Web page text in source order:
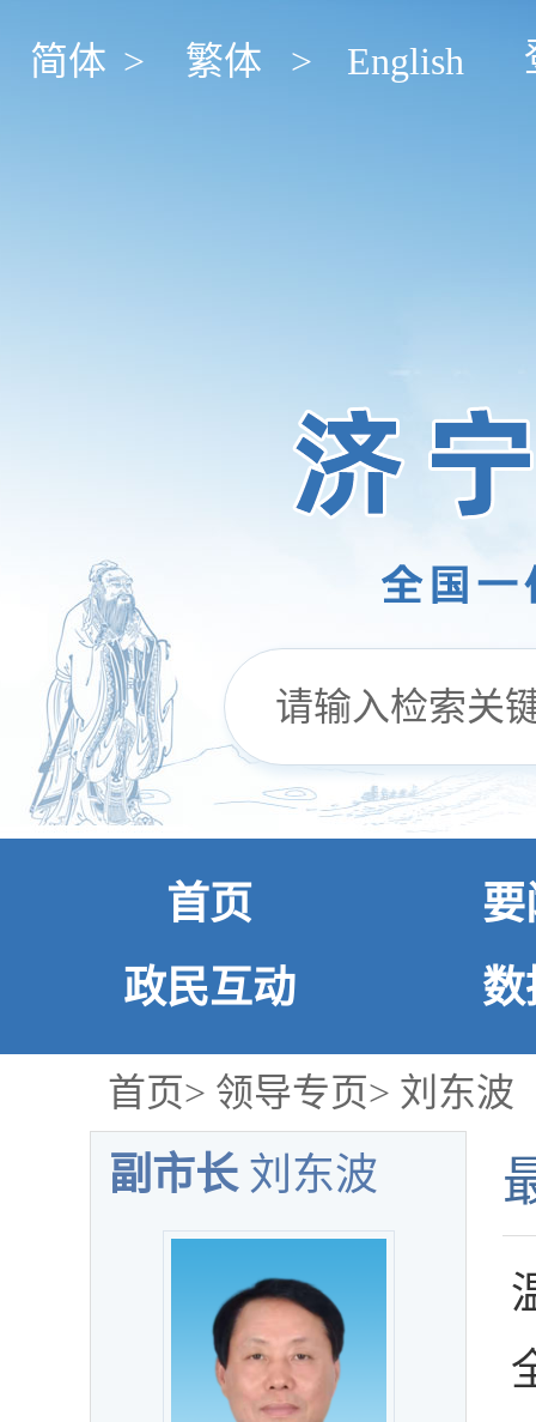
简体 > 繁体 > English
首页
要
政民互动
数
首页> 领导专页> 刘东波
副市长刘东波